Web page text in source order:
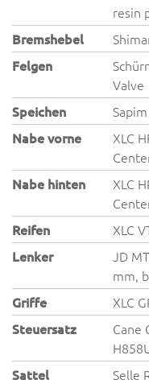
resin
Bremshebel
Felgen
Valve
Speichen
Nabe vorne
XLC
Nabe hinten
XLC
Reifen
XLC
Lenker
JD
mm,
Griffe
XLC
Steuersatz
Cane
Sattel
Selle